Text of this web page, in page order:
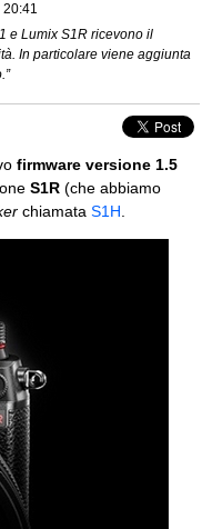
20:41
e Lumix S1R ricevono il
In particolare viene aggiunta
firmware versione 1.5
S1R (che abbiamo
chiamata S1H